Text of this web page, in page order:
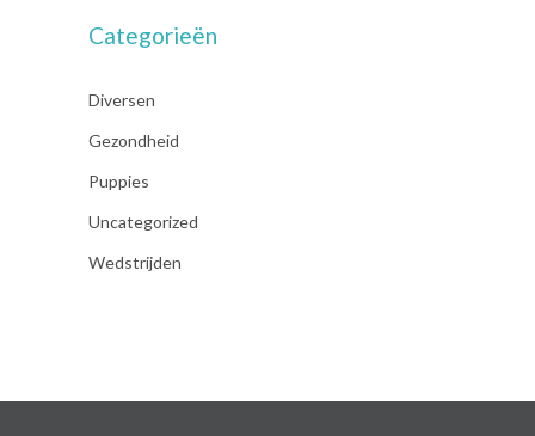
Categorieën
Diversen
Gezondheid
Puppies
Uncategorized
Wedstrijden